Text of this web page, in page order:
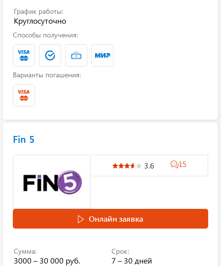
График работы:
Круглосуточно
Способы получения:
Варианты погашения:
Fin 5
3.6 15
Онлайн заявка
Сумма:
3000 – 30 000 руб.
Срок:
7 – 30 дней